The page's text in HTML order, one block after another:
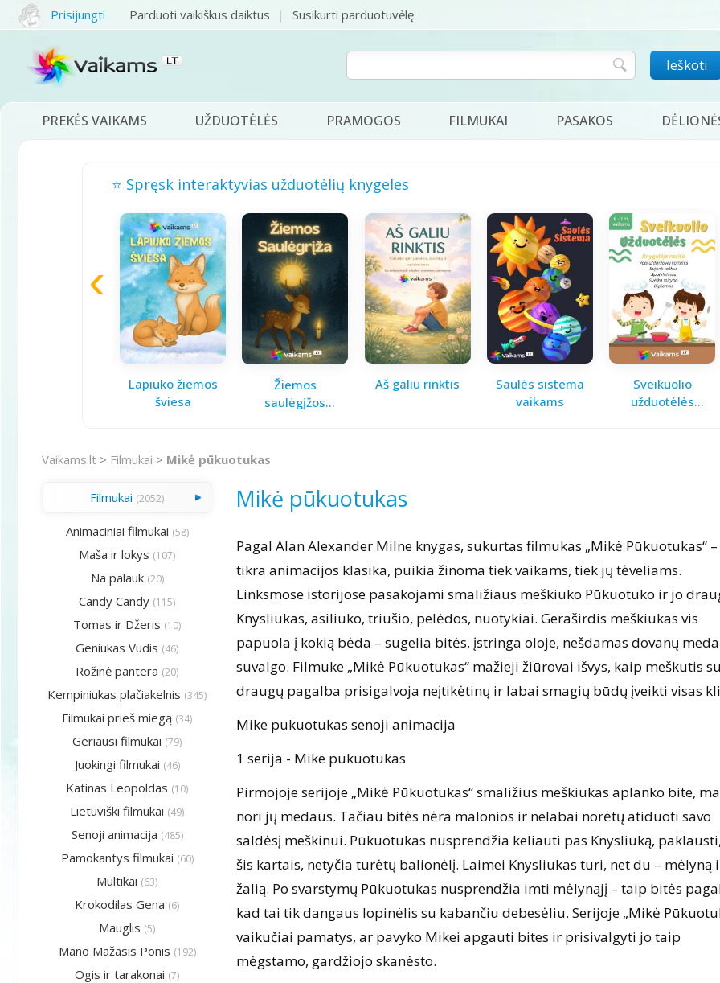
Prisijungti Parduoti vaikiškus daiktus Susikurti parduotuvėlę
Ieškoti
PREKĖS VAIKAMS UŽDUOTĖLĖS PRAMOGOS FILMUKAI PASAKOS
⭐ Spręsk interaktyvias užduotėlių knygeles
Lapiuko žiemos
šviesa
Žiemos
saulėgįžos
Aš galiu rinktis
Saulės sistema
vaikams
Sveikuolio
užduotėlės
Vaikams.lt > Filmukai > Mikė pūkuotukas
Filmukai (2052)
Animaciniai filmukai (58)
Maša ir lokys (107)
Na palauk (20)
Candy Candy (115)
Tomas ir Džeris (10)
Geniukas Vudis (46)
Rožinė pantera (20)
Kempiniukas plačiakelnis (345)
Filmukai prieš miegą (34)
Geriausi filmukai (79)
Juokingi filmukai (46)
Katinas Leopoldas (10)
Lietuviški filmukai (49)
Senoji animacija (485)
Pamokantys filmukai (60)
Multikai (63)
Krokodilas Gena (6)
Mauglis (5)
Mano Mažasis Ponis (192)
Ogis ir tarakonai (7)
Mikė pūkuotukas
Pagal Alan Alexander Milne knygas, sukurtas filmukas „Mikė Pūkuotukas“ –
tikra animacijos klasika, puikia žinoma tiek vaikams, tiek jų tėveliams.
Linksmose istorijose pasakojami smaližiaus meškiuko Pūkuotuko ir jo
Knysliukas, asiliuko, triušio, pelėdos, nuotykiai. Geraširdis meškiukas vis
papuola į kokią bėda – sugelia bitės, įstringa oloje, nešdamas dovanų
suvalgo. Filmuke „Mikė Pūkuotukas“ mažieji žiūrovai išvys, kaip meškutis
draugų pagalba prisigalvoja neįtikėtinų ir labai smagių būdų įveikti visas
Mike pukuotukas senoji animacija
1 serija - Mike pukuotukas
Pirmojoje serijoje „Mikė Pūkuotukas“ smaližius meškiukas aplanko bite,
nori jų medaus. Tačiau bitės nėra malonios ir nelabai norėtų atiduoti savo
saldėsį meškinui. Pūkuotukas nusprendžia keliauti pas Knysliuką,
šis kartais, netyčia turėtų balionėlį. Laimei Knysliukas turi, net du – mėlyną
žalią. Po svarstymų Pūkuotukas nusprendžia imti mėlynąjį – taip bitės
kad tai tik dangaus lopinėlis su kabančiu debesėliu. Serijoje „Mikė
vaikučiai pamatys, ar pavyko Mikei apgauti bites ir prisivalgyti jo taip
mėgstamo, gardžiojo skanėsto.